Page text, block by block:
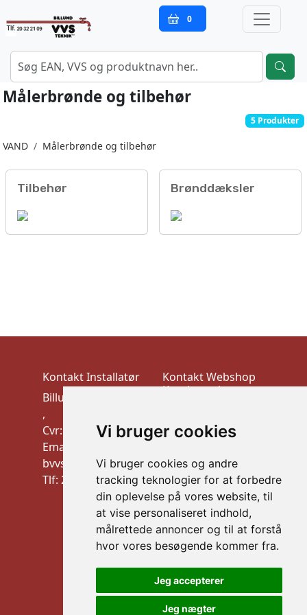
Vi bruger cookies
Vi bruger cookies og andre
tracking teknologier for at forbedre
din oplevelse på vores website, til
at vise personaliseret indhold,
målrettede annoncer og til at forstå
hvor vores besøgende kommer fra.
Jeg accepterer
Jeg nægter
0
Målerbrønde og tilbehør
5 Produkter
VAND Målerbrønde og tilbehør
Tilbehør Brønddæksler
Kontakt Installatør
Billund VVS-Teknik
,
Cvr: 10910900
Email:
bvvstek@gmail.com
Tlf: 20 32 21 09
Kontakt Webshop
Kundeservice
Trudsøvej 10, 7600
CVR:44526026
mail: info@vek.dk
TLF: Al henvendelse
via mail
Information
Handelsbetingelser
Sikker betaling